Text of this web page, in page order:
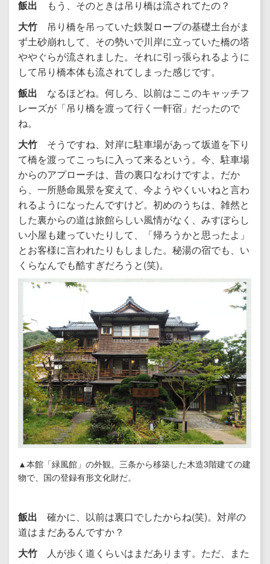
飯出 もう、そのときは吊り橋は流されてたの？
大竹 吊り橋を吊っていた鉄製ロープの基礎土台がま
ず土砂崩れして、その勢いで川岸に立っていた橋の塔
ややぐらが流されました。それに引っ張られるように
して吊り橋本体も流されてしまった感じです。
飯出 なるほどね。何しろ、以前はここのキャッチフ
レーズが「吊り橋を渡って行く一軒宿」だったので
ね。
大竹 そうですね、対岸に駐車場があって坂道を下り
て橋を渡ってこっちに入って来るという。今、駐車場
からのアプローチは、昔の裏口なわけですよ。だか
ら、一所懸命風景を変えて、今ようやくいいねと言わ
れるようになったんですけど。初めのうちは、雑然と
した裏からの道は旅館らしい風情がなく、みすぼらし
い小屋も建っていたりして、「帰ろうかと思ったよ」
とお客様に言われたりもしました。秘湯の宿でも、い
くらなんでも酷すぎだろうと(笑)。
▲本館「緑風館」の外観。三条から移築した木造3階建ての建
物で、国の登録有形文化財だ。
飯出 確かに、以前は裏口でしたからね(笑)。対岸の
道はまだあるんですか？
大竹 人が歩く道くらいはまだあります。ただ、また